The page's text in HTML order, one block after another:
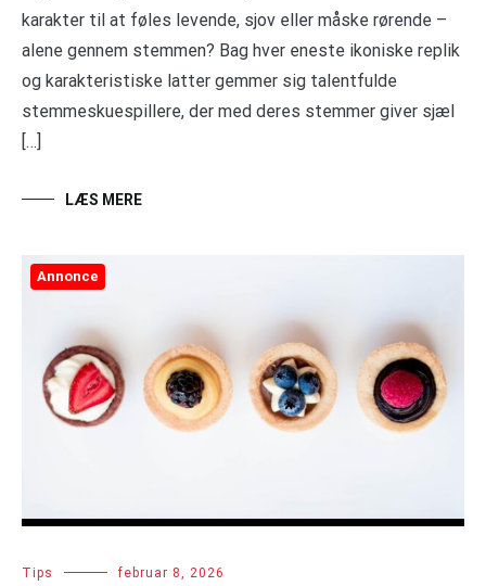
karakter til at føles levende, sjov eller måske rørende –
alene gennem stemmen? Bag hver eneste ikoniske replik
og karakteristiske latter gemmer sig talentfulde
stemmeskuespillere, der med deres stemmer giver sjæl
[…]
LÆS MERE
Annonce
Tips februar 8, 2026